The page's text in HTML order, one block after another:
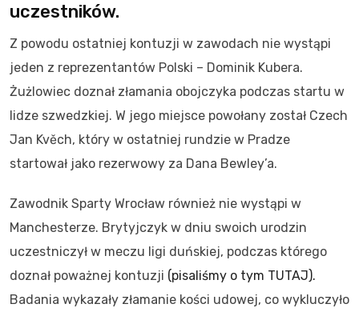
uczestników.
Z powodu ostatniej kontuzji w zawodach nie wystąpi
jeden z reprezentantów Polski – Dominik Kubera.
Żużlowiec doznał złamania obojczyka podczas startu w
lidze szwedzkiej. W jego miejsce powołany został Czech
Jan Kvěch, który w ostatniej rundzie w Pradze
startował jako rezerwowy za Dana Bewley’a.
Zawodnik Sparty Wrocław również nie wystąpi w
Manchesterze. Brytyjczyk w dniu swoich urodzin
uczestniczył w meczu ligi duńskiej, podczas którego
doznał poważnej kontuzji (pisaliśmy o tym TUTAJ).
Badania wykazały złamanie kości udowej, co wykluczyło